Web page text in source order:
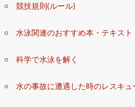
競技規則(ルール)
水泳関連のおすすめ本・テキスト
科学で水泳を解く
水の事故に遭遇した時のレスキュ